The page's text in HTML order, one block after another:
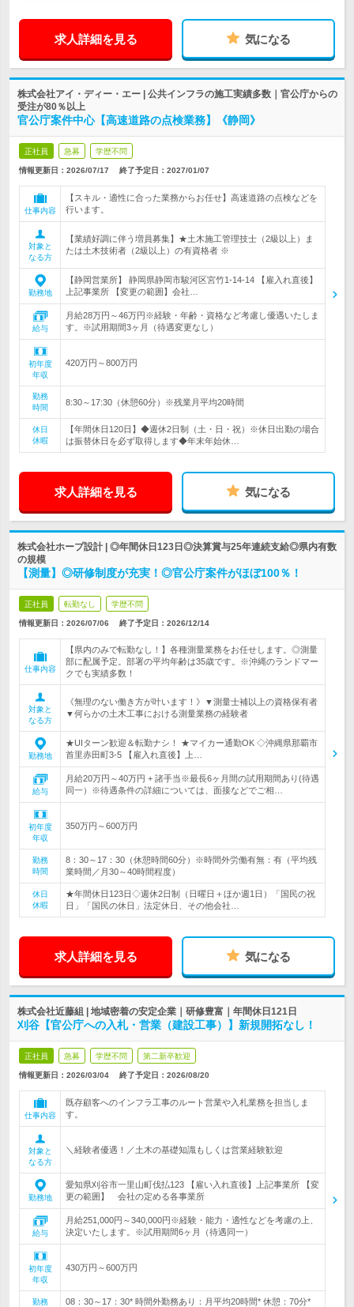
求人詳細を見る 気になる
株式会社アイ・ディー・エー | 公共インフラの施工実績多数｜官公庁からの
受注が80％以上
官公庁案件中心【高速道路の点検業務】《静岡》
正社員 急募 学歴不問
情報更新日：2026/07/17 終了予定日： 2027/01/07
仕事内容
【スキル・適性に合った業務からお任せ】高速道路の点検などを
行います。
対象と
なる方
【業績好調に伴う増員募集】★土木施工管理技士（2級以上）ま
たは土木技術者（2級以上）の有資格者 ※
勤務地
【静岡営業所】 静岡県静岡市駿河区宮竹1-14-14 【雇入れ直後】
上記事業所 【変更の範囲】会社…
給与
月給28万円～46万円※経験・年齢・資格など考慮し優遇いたしま
す。※試用期間3ヶ月（待遇変更なし）
初年度
年収
420万円～800万円
勤務
時間
8:30～17:30（休憩60分）※残業月平均20時間
休日
休暇
【年間休日120日】◆週休2日制（土・日・祝）※休日出勤の場合
は振替休日を必ず取得します◆年末年始休…
求人詳細を見る 気になる
株式会社ホープ設計 | ◎年間休日123日◎決算賞与25年連続支給◎県内有数
の規模
【測量】◎研修制度が充実！◎官公庁案件がほぼ100％！
正社員 転勤なし 学歴不問
情報更新日：2026/07/06 終了予定日： 2026/12/14
仕事内容
【県内のみで転勤なし！】各種測量業務をお任せします。◎測量
部に配属予定。部署の平均年齢は35歳です。※沖縄のランドマー
クでも実績多数！
対象と
なる方
《無理のない働き方が叶います！》▼測量士補以上の資格保有者
▼何らかの土木工事における測量業務の経験者
勤務地
★UIターン歓迎＆転勤ナシ！ ★マイカー通勤OK ◇沖縄県那覇市
首里赤田町3-5 【雇入れ直後】上…
給与
月給20万円～40万円 + 諸手当※最長6ヶ月間の試用期間あり(待遇
同一）※待遇条件の詳細については、面接などでご相…
初年度
年収
350万円～600万円
勤務
時間
8：30～17：30（休憩時間60分）※時間外労働有無：有（平均残
業時間／月30～40時間程度）
休日
休暇
★年間休日123日◇週休2日制（日曜日＋ほか週1日）「国民の祝
日」「国民の休日」法定休日、その他会社…
求人詳細を見る 気になる
株式会社近藤組 | 地域密着の安定企業｜研修豊富｜年間休日121日
刈谷【官公庁への入札・営業（建設工事）】新規開拓なし！
正社員 急募 学歴不問 第二新卒歓迎
情報更新日：2026/03/04 終了予定日： 2026/08/20
仕事内容
既存顧客へのインフラ工事のルート営業や入札業務を担当しま
す。
対象と
なる方
＼経験者優遇！／土木の基礎知識もしくは営業経験歓迎
勤務地
愛知県刈谷市一里山町伐払123 【雇い入れ直後】上記事業所 【変
更の範囲】 会社の定める各事業所
給与
月給251,000円～340,000円※経験・能力・適性などを考慮の上、
決定いたします。※試用期間6ヶ月（待遇同一）
初年度
年収
430万円～600万円
勤務 08：30～17：30* 時間外勤務あり：月平均20時間* 休憩：70分*